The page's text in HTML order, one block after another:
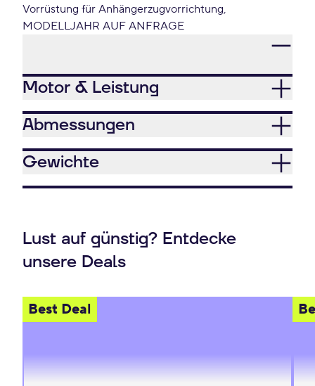
Vorrüstung für Anhängerzugvorrichtung
MODELLJAHR AUF ANFRAGE
Motor & Leistung
Abmessungen
Gewichte
Lust auf günstig? Entdecke
unsere Deals
Best Deal